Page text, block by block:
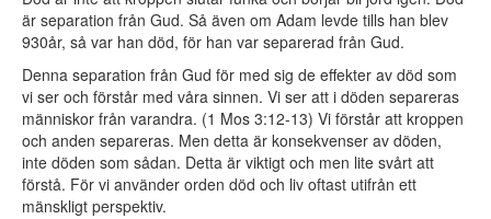
är separation från Gud. Så även om Adam levde tills han blev
930år, så var han död, för han var separerad från Gud.
Denna separation från Gud för med sig de effekter av död som
vi ser och förstår med våra sinnen. Vi ser att i döden separeras
människor från varandra. (1 Mos 3:12-13) Vi förstår att kroppen
och anden separeras. Men detta är konsekvenser av döden,
inte döden som sådan. Detta är viktigt och men lite svårt att
förstå. För vi använder orden död och liv oftast utifrån ett
mänskligt perspektiv.